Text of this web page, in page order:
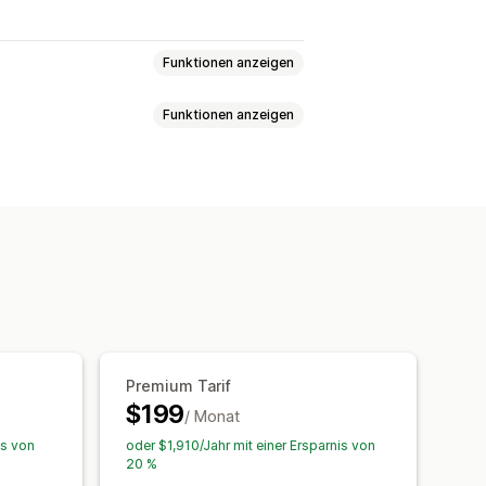
Funktionen anzeigen
Funktionen anzeigen
von
Premium Tarif
$199/ Monat
oder $1,910/Jahr mit einer Ersparnis von
20 %